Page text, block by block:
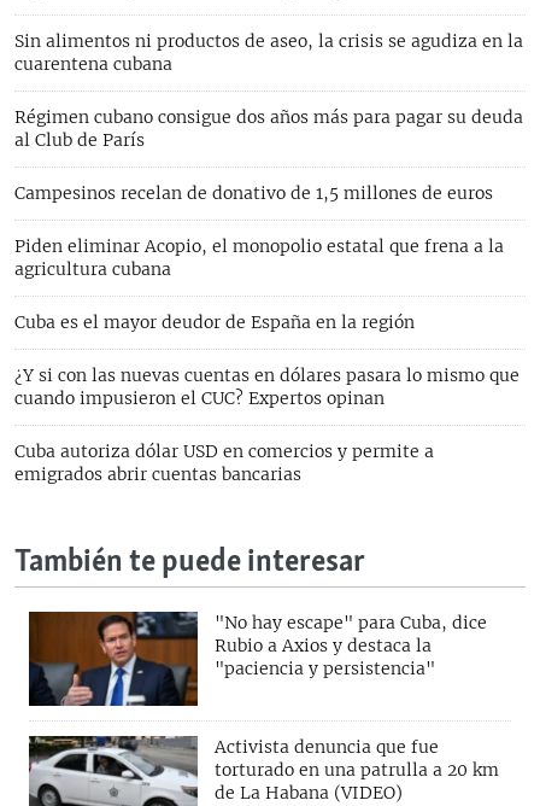
Sin alimentos ni productos de aseo, la crisis se agudiza en la
cuarentena cubana
Régimen cubano consigue dos años más para pagar su deuda
al Club de París
Campesinos recelan de donativo de 1,5 millones de euros
Piden eliminar Acopio, el monopolio estatal que frena a la
agricultura cubana
Cuba es el mayor deudor de España en la región
¿Y si con las nuevas cuentas en dólares pasara lo mismo que
cuando impusieron el CUC? Expertos opinan
Cuba autoriza dólar USD en comercios y permite a
emigrados abrir cuentas bancarias
También te puede interesar
"No hay escape" para Cuba, dice
Rubio a Axios y destaca la
"paciencia y persistencia"
Activista denuncia que fue
torturado en una patrulla a 20 km
de La Habana (VIDEO)